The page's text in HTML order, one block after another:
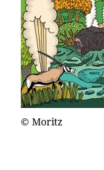
© Moritz